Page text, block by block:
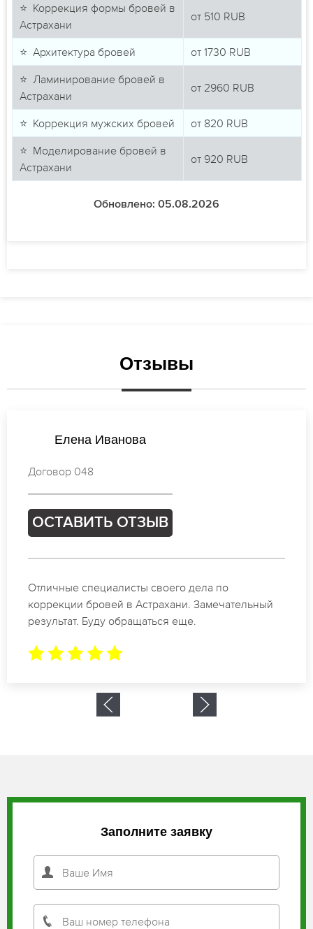
⭐ Коррекция формы бровей в
Астрахани
от 510 RUB
⭐ Архитектура бровей от 1730 RUB
⭐ Ламинирование бровей в
Астрахани
от 2960 RUB
⭐ Коррекция мужских бровей от 820 RUB
⭐ Моделирование бровей в
Астрахани
от 920 RUB
Обновлено: 05.08.2026
Отзывы
Елена Иванова
Договор 048
ОСТАВИТЬ ОТЗЫВ
Отличные специалисты своего дела по
коррекции бровей в Астрахани. Замечательный
результат. Буду обращаться еще.
Заполните заявку